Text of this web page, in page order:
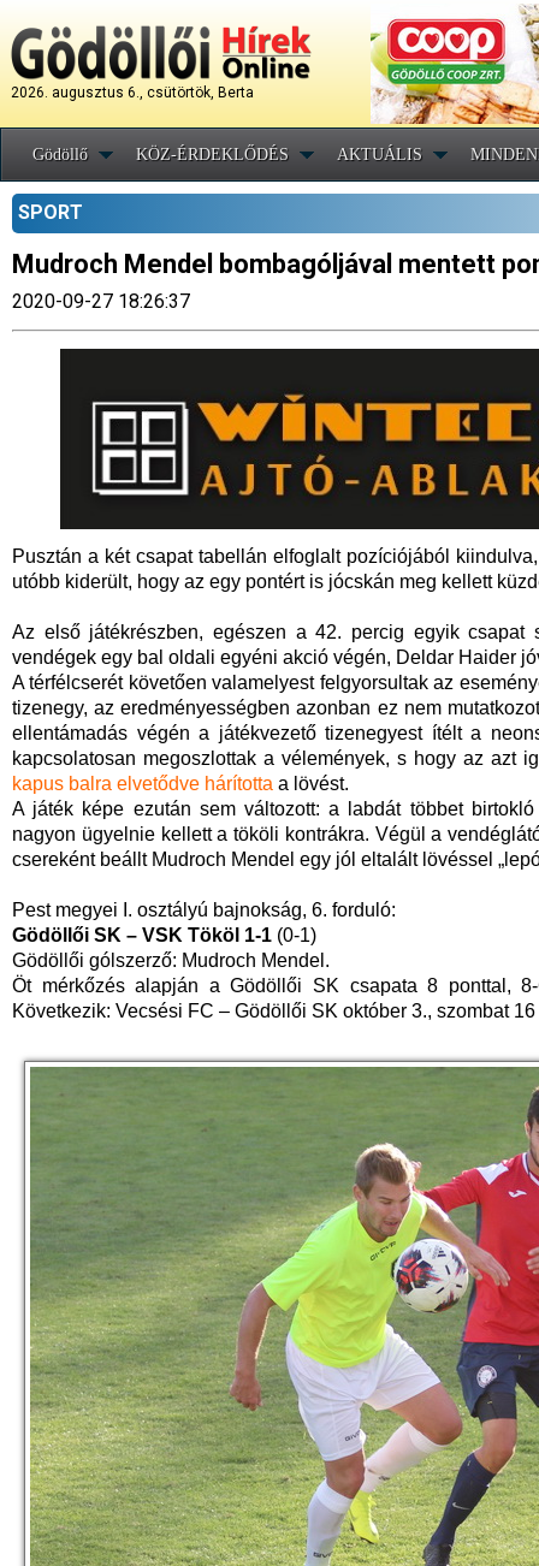
2026. augusztus 6., csütörtök, Berta
Gödöllő KÖZ-ÉRDEKLŐDÉS AKTUÁLIS
SPORT
Mudroch Mendel bombagóljával mentett
2020-09-27 18:26:37
Pusztán a két csapat tabellán elfoglalt pozíciójából
utóbb kiderült, hogy az egy pontért is jócskán meg kellett
Az első játékrészben, egészen a 42. percig egyik
vendégek egy bal oldali egyéni akció végén, Deldar Haider
A térfélcserét követően valamelyest felgyorsultak az
tizenegy, az eredményességben azonban ez nem
ellentámadás végén a játékvezető tizenegyest ítélt a
kapcsolatosan megoszlottak a vélemények, s hogy az azt
kapus balra elvetődve hárította a lövést.
A játék képe ezután sem változott: a labdát többet
nagyon ügyelnie kellett a tököli kontrákra. Végül a
csereként beállt Mudroch Mendel egy jól eltalált lövéssel
Pest megyei I. osztályú bajnokság, 6. forduló:
Gödöllői SK – VSK Tököl 1-1 (0-1)
Gödöllői gólszerző: Mudroch Mendel.
Öt mérkőzés alapján a Gödöllői SK csapata 8 ponttal,
Következik: Vecsési FC – Gödöllői SK október 3., szombat 16